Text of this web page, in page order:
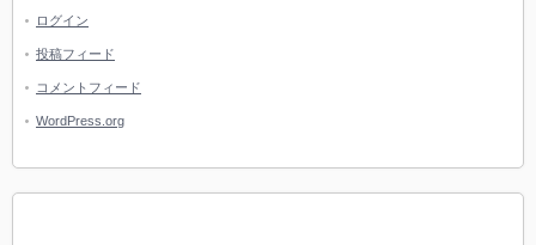
ログイン
投稿フィード
コメントフィード
WordPress.org